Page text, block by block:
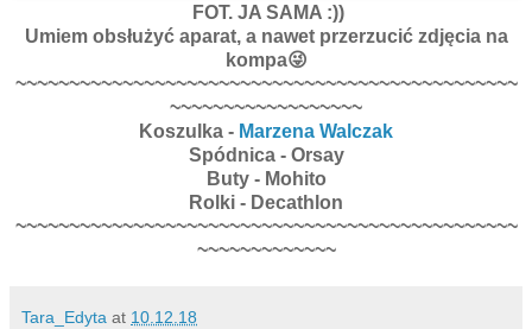
FOT. JA SAMA :))
Umiem obsłużyć aparat, a nawet przerzucić zdjęcia na
kompa😜
~~~~~~~~~~~~~~~~~~~~~~~~~~~~~~~~~~~~~~~~~~~~~~~
~~~~~~~~~~~~~~~~~~
Koszulka - Marzena Walczak
Spódnica - Orsay
Buty - Mohito
Rolki - Decathlon
~~~~~~~~~~~~~~~~~~~~~~~~~~~~~~~~~~~~~~~~~~~~~~~
~~~~~~~~~~~~~
Tara_Edyta at 10.12.18